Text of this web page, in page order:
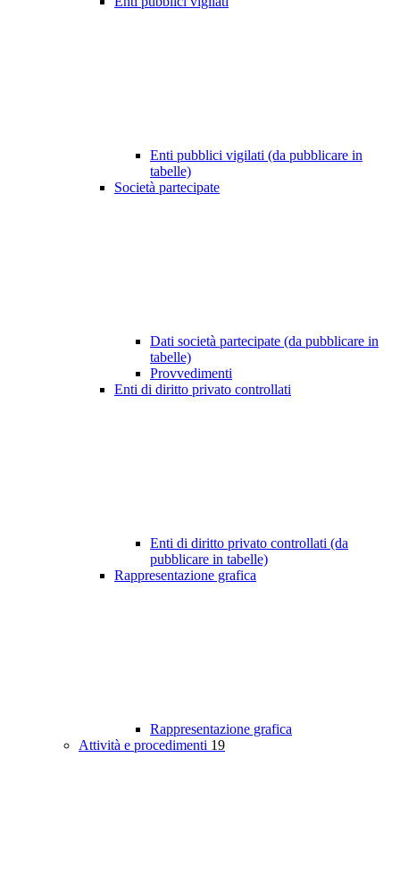
Enti pubblici vigilati (da pubblicare in
tabelle)
Società partecipate
Dati società partecipate (da pubblicare in
tabelle)
Provvedimenti
Enti di diritto privato controllati
Enti di diritto privato controllati (da
pubblicare in tabelle)
Rappresentazione grafica
Rappresentazione grafica
Attività e procedimenti 19